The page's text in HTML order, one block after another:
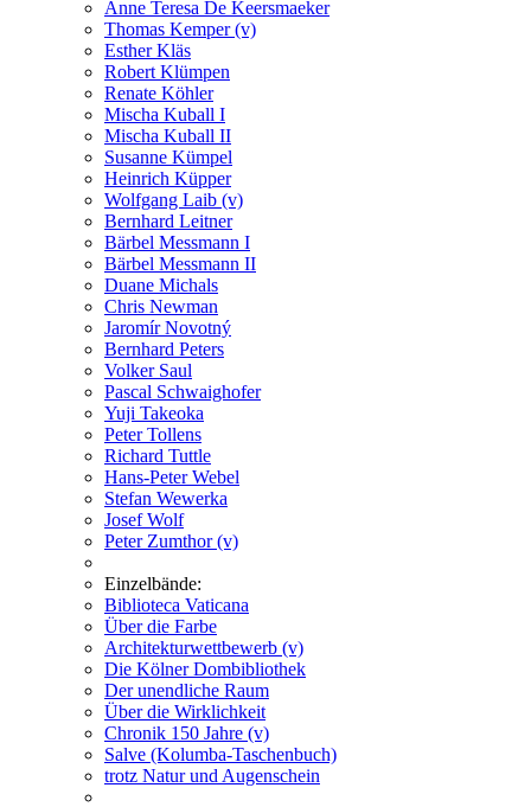
Anne Teresa De Keersmaeker
Thomas Kemper (v)
Esther Kläs
Robert Klümpen
Renate Köhler
Mischa Kuball I
Mischa Kuball II
Susanne Kümpel
Heinrich Küpper
Wolfgang Laib (v)
Bernhard Leitner
Bärbel Messmann I
Bärbel Messmann II
Duane Michals
Chris Newman
Jaromír Novotný
Bernhard Peters
Volker Saul
Pascal Schwaighofer
Yuji Takeoka
Peter Tollens
Richard Tuttle
Hans-Peter Webel
Stefan Wewerka
Josef Wolf
Peter Zumthor (v)
Einzelbände:
Biblioteca Vaticana
Über die Farbe
Architekturwettbewerb (v)
Die Kölner Dombibliothek
Der unendliche Raum
Über die Wirklichkeit
Chronik 150 Jahre (v)
Salve (Kolumba-Taschenbuch)
trotz Natur und Augenschein